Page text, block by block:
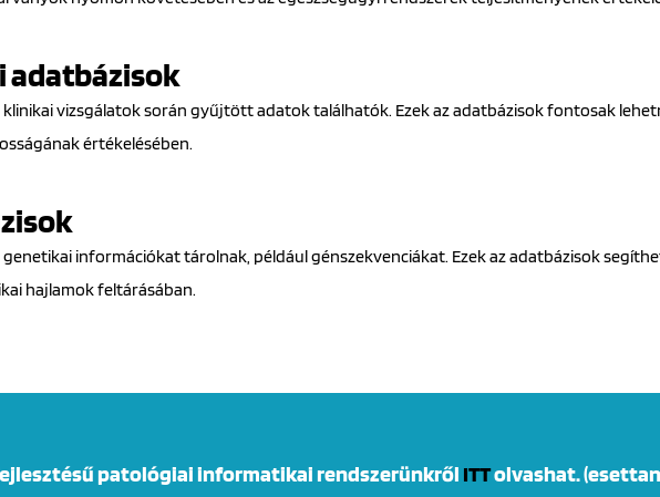
adatbázisok
vizsgálatok során gyűjtött adatok találhatók. Ezek az adatbázisok fontosak
értékelésében.
információkat tárolnak, például génszekvenciákat. Ezek az adatbázisok
hajlamok feltárásában.
patológiai informatikai rendszerünkről ITTolvashat.